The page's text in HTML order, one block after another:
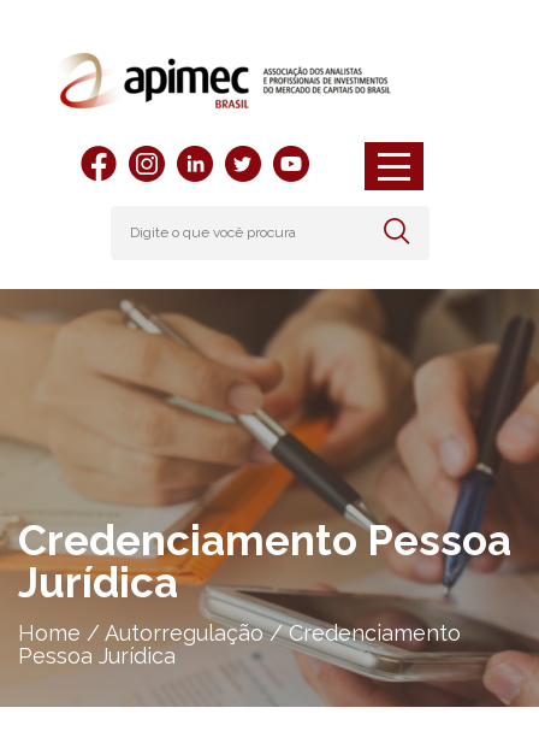
Credenciamento Pessoa
Jurídica
Home / Autorregulação/Credenciamento
Pessoa Jurídica